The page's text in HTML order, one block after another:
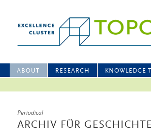
ABOUT RESEARCH KNOWLEDGE
Periodical
ARCHIV FÜR